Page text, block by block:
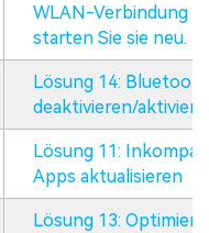
WLAN-Verbindung
starten Sie sie neu.
Lösung 14: Bluetooth
deaktivieren/
Lösung 11:
Apps aktualisieren
Lösung 13: